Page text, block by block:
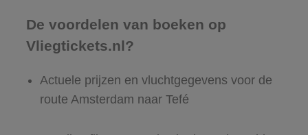
De voordelen van boeken op
Vliegtickets.nl?
Actuele prijzen en vluchtgegevens voor de
route Amsterdam naar Tefé